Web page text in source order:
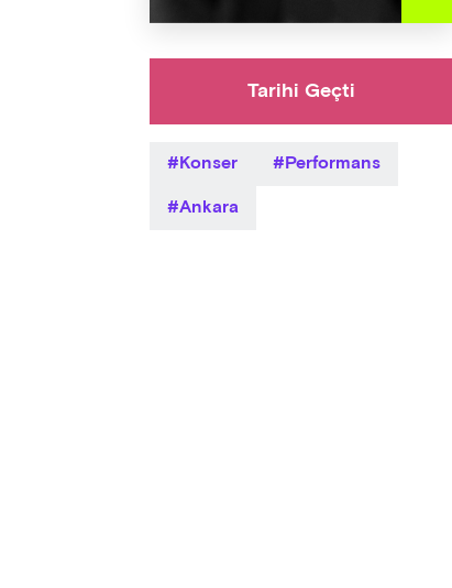
Tarihi Geçti
Konser
Performans
Ankara